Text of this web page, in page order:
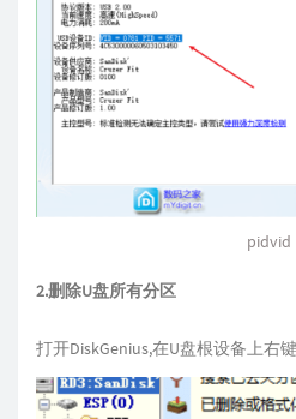
pidvid
2.删除U盘所有分区
打开DiskGenius,在U盘根设备上右